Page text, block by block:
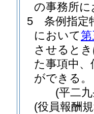
の事務所
5
条例指定
において
させると
た事項中
ができる。
(平二
(役員報酬